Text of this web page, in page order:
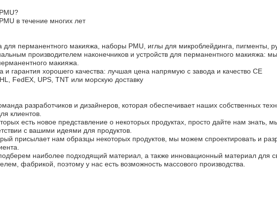
в течение многих лет
перманентного макияжа, наборы PMU, иглы для микроблейдинга, пигменты,
производителем наконечников и устройств для перманентного макияжа:
макияжа.
и гарантия хорошего качества: лучшая цена напрямую с завода и качество CE
FedEX, UPS, TNT или морскую доставку
разработчиков и дизайнеров, которая обеспечивает наших собственных
клиентов.
есть новое представление о некоторых продуктах, просто дайте нам знать,
с вашими идеями для продуктов.
присылает нам образцы некоторых продуктов, мы можем спроектировать и
наиболее подходящий материал, а также инновационный материал для
фабрикой, поэтому у нас есть возможность массового производства.